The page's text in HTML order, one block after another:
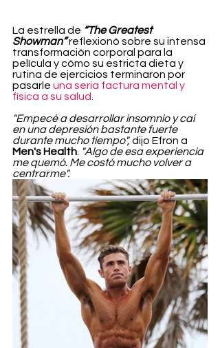
La estrella de “The Greatest
Showman” reflexionó sobre su intensa
transformación corporal para la
película y cómo su estricta dieta y
rutina de ejercicios terminaron por
pasarle una seria factura mental y
física a su salud.
"Empecé a desarrollar insomnio y caí
en una depresión bastante fuerte
durante mucho tiempo", dijo Efron a
Men's Health. "Algo de esa experiencia
me quemó. Me costó mucho volver a
centrarme".